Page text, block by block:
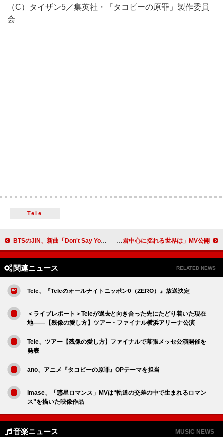
（C）タイザン5／集英社・「タコピーの原罪」製作委員
会
Tele
BTSのJIN、新曲「Don't Say You Love Me」リミックスアルバムを配信リリース マルシィ、希空が“自由奔放な君”演じる「君中心に揺れる世界は」MV公開
関連ニュース RELATED NEWS
Tele、『Teleのオールナイトニッポン0（ZERO）』放送決定
＜ライブレポート＞Teleが過去と向き合った先にたどり着いた現在
地――【残像の愛し方】ツアー・ファイナル横浜アリーナ公演
Tele、ツアー【残像の愛し方】ファイナルで幕張メッセ公演開催を
発表
ano、アニメ『タコピーの原罪』OPテーマを担当
imase、「惑星ロマンス」MVは“軌道の交差の中で生まれるロマン
ス”を描いた映像作品
音楽ニュース MUSIC NEWS